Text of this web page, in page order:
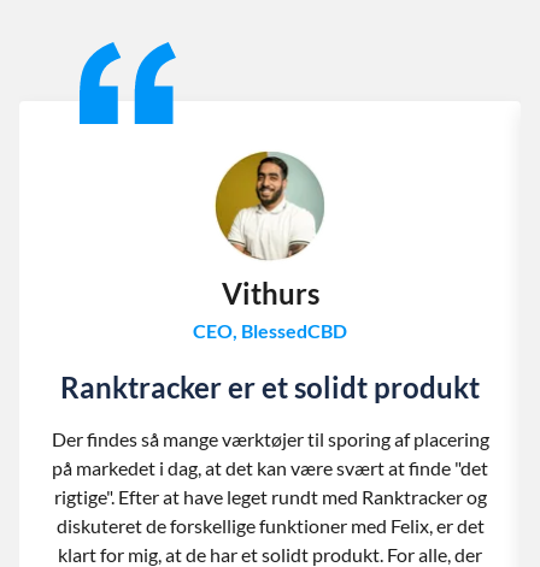
Vithurs
CEO, BlessedCBD
Ranktracker er et solidt produkt
Der findes så mange værktøjer til sporing af placering
på markedet i dag, at det kan være svært at finde "det
rigtige". Efter at have leget rundt med Ranktracker og
diskuteret de forskellige funktioner med Felix, er det
klart for mig, at de har et solidt produkt. For alle, der